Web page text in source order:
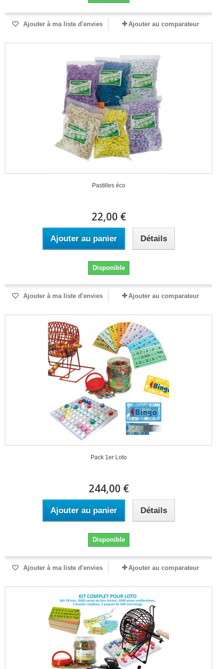
Ajouter à ma liste d'envies Ajouter au comparateur
Pastilles éco
22,00 €
Ajouter au panier Détails
Disponible
Ajouter à ma liste d'envies Ajouter au comparateur
Pack 1er Loto
244,00 €
Ajouter au panier Détails
Disponible
Ajouter à ma liste d'envies Ajouter au comparateur